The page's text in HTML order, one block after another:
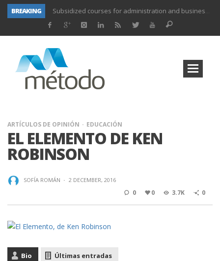
BREAKING
UNIFORS2020- Second training activity for teachers.
PROYECTO DITRAMA- THIRD MEETING OF PROJECT.
Subsidized training for different sectors of activity
ARTÍCULOS DE OPINIÓN EDUCACIÓN
EL ELEMENTO DE KEN
ROBINSON
SOFÍA ROMÁN · 2 DECEMBER, 2016
0 0 3.7K 0
Bio Últimas entradas